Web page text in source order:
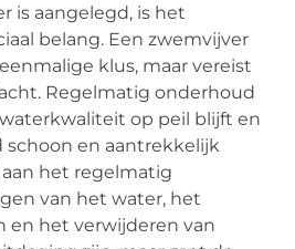
is aangelegd, is het
belang. Een zwemvijver
klus, maar vereist
Regelmatig onderhoud
op peil blijft en
schoon en aantrekkelijk
het regelmatig
van het water, het
en het verwijderen van